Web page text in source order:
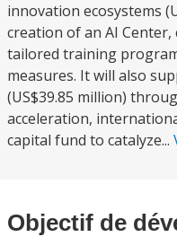
innovation ecosystems
creation of an AI
tailored training
measures. It will also
(US$39.85 million)
acceleration,
capital fund to catalyze...
Objectif de